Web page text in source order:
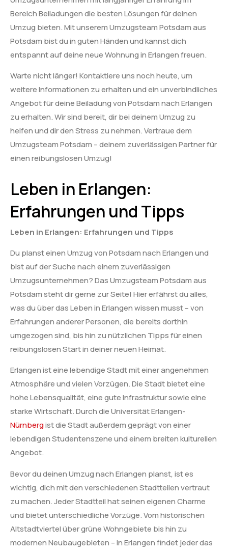
Bereich Beiladungen die besten Lösungen für deinen
Umzug bieten. Mit unserem Umzugsteam Potsdam aus
Potsdam bist du in guten Händen und kannst dich
entspannt auf deine neue Wohnung in Erlangen freuen.
Warte nicht länger! Kontaktiere uns noch heute, um
weitere Informationen zu erhalten und ein unverbindliches
Angebot für deine Beiladung von Potsdam nach Erlangen
zu erhalten. Wir sind bereit, dir bei deinem Umzug zu
helfen und dir den Stress zu nehmen. Vertraue dem
Umzugsteam Potsdam – deinem zuverlässigen Partner für
einen reibungslosen Umzug!
Leben in Erlangen:
Erfahrungen und Tipps
Leben in Erlangen: Erfahrungen und Tipps
Du planst einen Umzug von Potsdam nach Erlangen und
bist auf der Suche nach einem zuverlässigen
Umzugsunternehmen? Das Umzugsteam Potsdam aus
Potsdam steht dir gerne zur Seite! Hier erfährst du alles,
was du über das Leben in Erlangen wissen musst – von
Erfahrungen anderer Personen, die bereits dorthin
umgezogen sind, bis hin zu nützlichen Tipps für einen
reibungslosen Start in deiner neuen Heimat.
Erlangen ist eine lebendige Stadt mit einer angenehmen
Atmosphäre und vielen Vorzügen. Die Stadt bietet eine
hohe Lebensqualität, eine gute Infrastruktur sowie eine
starke Wirtschaft. Durch die Universität Erlangen-
Nürnbergist die Stadt außerdem geprägt von einer
lebendigen Studentenszene und einem breiten kulturellen
Angebot.
Bevor du deinen Umzug nach Erlangen planst, ist es
wichtig, dich mit den verschiedenen Stadtteilen vertraut
zu machen. Jeder Stadtteil hat seinen eigenen Charme
und bietet unterschiedliche Vorzüge. Vom historischen
Altstadtviertel über grüne Wohngebiete bis hin zu
modernen Neubaugebieten – in Erlangen findet jeder das